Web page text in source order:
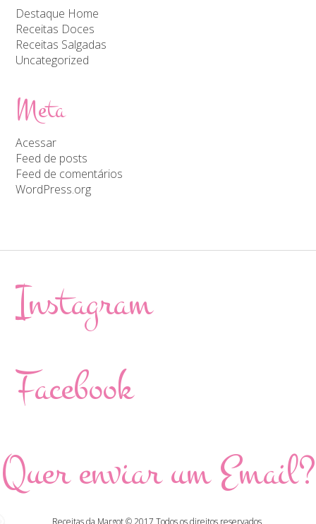
Destaque Home
Receitas Doces
Receitas Salgadas
Uncategorized
Meta
Acessar
Feed de posts
Feed de comentários
WordPress.org
Instagram
Facebook
Quer enviar um Email?
Receitas da Margot © 2017 Todos os direitos reservados.